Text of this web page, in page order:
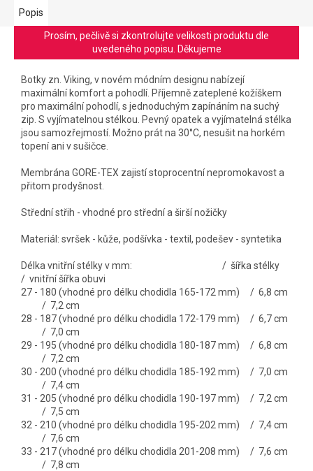
Popis
Prosím, pečlivě si zkontrolujte velikosti produktu dle
uvedeného popisu. Děkujeme
Botky zn. Viking, v novém módním designu nabízejí
maximální komfort a pohodlí. Příjemně zateplené kožíškem
pro maximální pohodlí, s jednoduchým zapínáním na suchý
zip. S vyjímatelnou stélkou. Pevný opatek a vyjímatelná stélka
jsou samozřejmostí. Možno prát na 30°C, nesušit na horkém
topení ani v sušičce.
Membrána GORE-TEX zajistí stoprocentní nepromokavost a
přitom prodyšnost.
Střední střih - vhodné pro střední a širší nožičky
Materiál: svršek - kůže, podšívka - textil, podešev - syntetika
Délka vnitřní stélky v mm: / šířka stélky
/ vnitřní šířka obuvi
27 - 180 (vhodné pro délku chodidla 165-172 mm) / 6,8 cm
/ 7,2 cm
28 - 187 (vhodné pro délku chodidla 172-179 mm) / 6,7 cm
/ 7,0 cm
29 - 195 (vhodné pro délku chodidla 180-187 mm) / 6,8 cm
/ 7,2 cm
30 - 200 (vhodné pro délku chodidla 185-192 mm) / 7,0 cm
/ 7,4 cm
31 - 205 (vhodné pro délku chodidla 190-197 mm) / 7,2 cm
/ 7,5 cm
32 - 210 (vhodné pro délku chodidla 195-202 mm) / 7,4 cm
/ 7,6 cm
33 - 217 (vhodné pro délku chodidla 201-208 mm) / 7,6 cm
/ 7,8 cm